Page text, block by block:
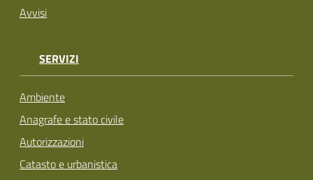
Avvisi
SERVIZI
Ambiente
Anagrafe e stato civile
Autorizzazioni
Catasto e urbanistica